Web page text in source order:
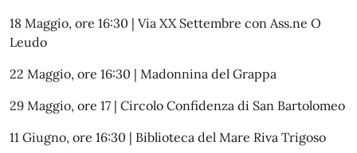
18 Maggio, ore 16:30 | Via XX Settembre con Ass.ne O
Leudo
22 Maggio, ore 16:30 | Madonnina del Grappa
29 Maggio, ore 17 | Circolo Confidenza di San Bartolomeo
11 Giugno, ore 16:30 | Biblioteca del Mare Riva Trigoso